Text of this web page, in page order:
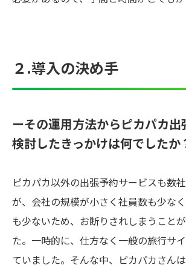
２.導入の決め手
ーその運用方法からピカパカ出
検討したきっかけは何でしたか
ピカパカ以外の出張予約サービスも数
が、会社の規模が小さく社員数も少な
も少ないため、お断りされしまうこと
た。一時的に、仕方なく一般の旅行サ
ていました。そんな中、ピカパカさん